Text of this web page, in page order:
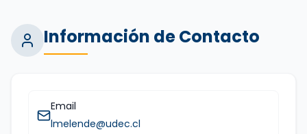
Información de Contacto
Email
lmelende@udec.cl